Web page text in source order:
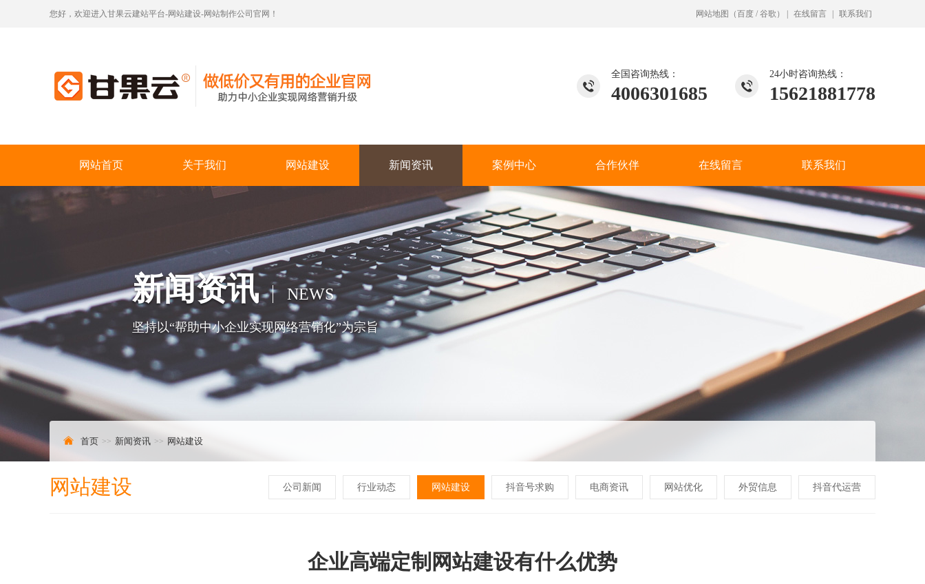
您好，欢迎进入甘果云建站平台-网站建设-网站制作公司官网！ 网站地图 （百度 / 谷歌 ） 在线留言 联系我们
24小时咨询热线：
15621881778
全国咨询热线：
4006301685
网站首页 关于我们 网站建设 新闻资讯 案例中心 合作伙伴 在线留言 联系我们
新闻资讯 NEWS
坚持以“帮助中小企业实现网络营销化”为宗旨
首页 新闻资讯 网站建设
网站建设 公司新闻 行业动态 网站建设 抖音号求购 电商资讯 网站优化 外贸信息 抖音代运营
企业高端定制网站建设有什么优势